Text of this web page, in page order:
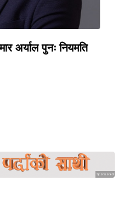
अर्याल पुनः नियमति
Sponsored